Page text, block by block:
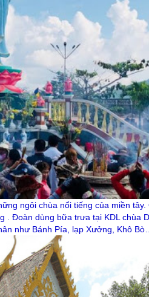
ngôi chùa nổi tiếng của miền
. Đoàn dùng bữa trưa tại KDL chùa
như Bánh Pía, lạp Xưởng, Khô